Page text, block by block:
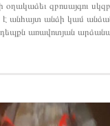
զբոսայգու
է անհայտ անձի կամ
առավոտյան